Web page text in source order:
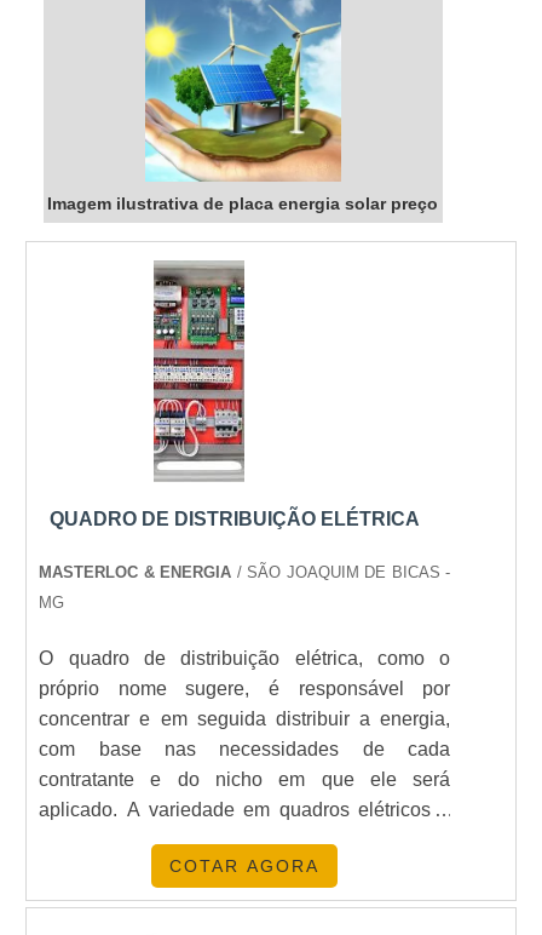
Imagem ilustrativa de placa energia solar preço
QUADRO DE DISTRIBUIÇÃO ELÉTRICA
MASTERLOC & ENERGIA / SÃO JOAQUIM DE BICAS -
MG
O quadro de distribuição elétrica, como o
próprio nome sugere, é responsável por
concentrar e em seguida distribuir a energia,
com base nas necessidades de cada
contratante e do nicho em que ele será
aplicado. A variedade em quadros elétricos é
considerada muito importante, tendo em vista
que eles possuem uma capacidade para que
melhor desempenhe o papel.MAIS SOBRE O
COTAR AGORA